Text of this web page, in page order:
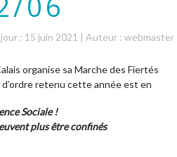
: 15 juin 2021 | Auteur : webmaster
organise sa Marche des Fiertés
retenu cette année est en
Sociale !
plus être confinés